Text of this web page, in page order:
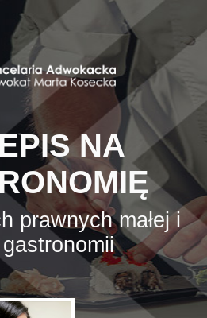
NA
prawnych małej i